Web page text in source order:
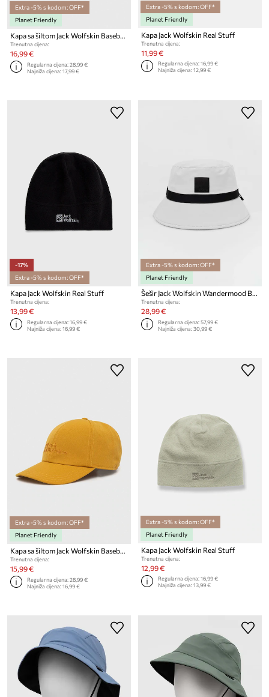
Extra -5% s kodom: OFF*
Planet Friendly
Kapa sa šiltom Jack Wolfskin Baseball
Trenutna cijena:
16,99 €
Regularna cijena:28,99 €
Najniža cijena:17,99 €
Extra -5% s kodom: OFF*
Planet Friendly
Kapa Jack Wolfskin Real Stuff
Trenutna cijena:
11,99 €
Regularna cijena:16,99 €
Najniža cijena:12,99 €
-17%
Extra -5% s kodom: OFF*
Kapa Jack Wolfskin Real Stuff
Trenutna cijena:
13,99 €
Regularna cijena:16,99 €
Najniža cijena:16,99 €
Extra -5% s kodom: OFF*
Planet Friendly
Šešir Jack Wolfskin Wandermood Bucket
Trenutna cijena:
28,99 €
Regularna cijena:57,99 €
Najniža cijena:30,99 €
Extra -5% s kodom: OFF*
Planet Friendly
Kapa sa šiltom Jack Wolfskin Baseball
Trenutna cijena:
15,99 €
Regularna cijena:28,99 €
Najniža cijena:16,99 €
Extra -5% s kodom: OFF*
Planet Friendly
Kapa Jack Wolfskin Real Stuff
Trenutna cijena:
12,99 €
Regularna cijena:16,99 €
Najniža cijena:13,99 €